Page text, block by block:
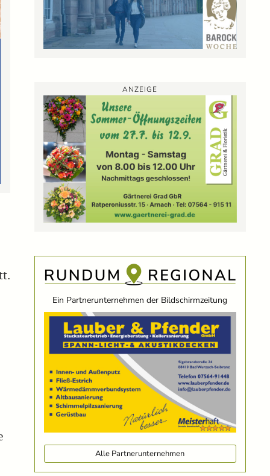
ANZEIGE
Ein Partnerunternehmen der Bildschirmzeitung
Alle Partnerunternehmen